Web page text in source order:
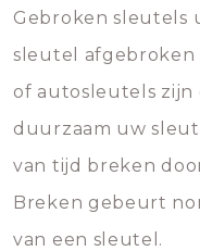
Gebroken sleutels
sleutel afgebroken
of autosleutels zijn
duurzaam uw
van tijd breken
Breken gebeurt
van een sleutel.